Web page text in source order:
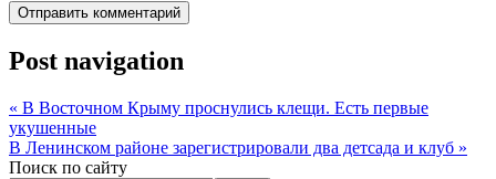
Post navigation
« В Восточном Крыму проснулись клещи. Есть первые
укушенные
В Ленинском районе зарегистрировали два детсада и клуб »
Поиск по сайту